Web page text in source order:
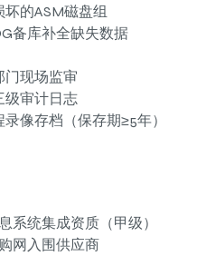
坏的ASM磁盘组
备库补全缺失数据
门现场监审
级审计日志
录像存档（保存期≥5年）
系统集成资质（甲级）
网入围供应商